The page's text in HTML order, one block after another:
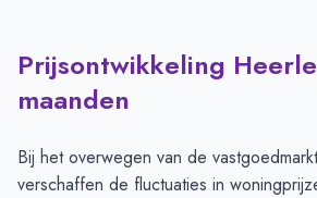
Huizenprijzen in Heerlen per m2-
Type
Vraagprijs in euro's
Verkoopprijs in euro's
Prijsontwikkeling
maanden
Bij het overwegen van de
verschaffen de fluctuaties in